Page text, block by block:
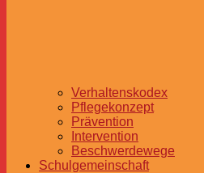
Verhaltenskodex
Pflegekonzept
Prävention
Intervention
Beschwerdewege
Schulgemeinschaft